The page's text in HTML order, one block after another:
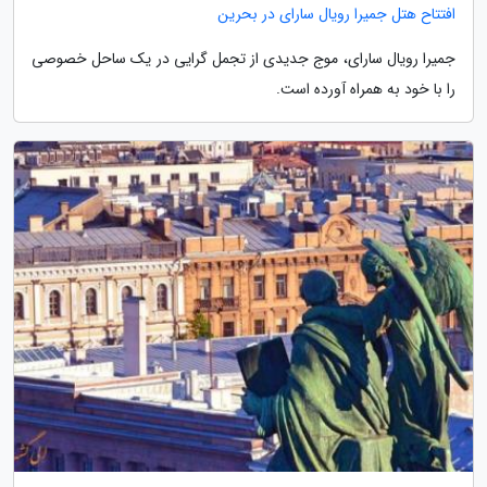
افتتاح هتل جمیرا رویال سارای در بحرین
جمیرا رویال سارای، موج جدیدی از تجمل گرایی در یک ساحل خصوصی
را با خود به همراه آورده است.